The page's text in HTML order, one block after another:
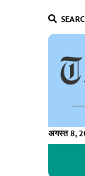
अगस्त 8,